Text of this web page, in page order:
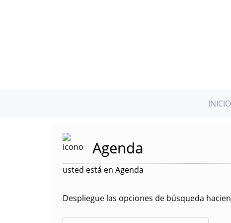
INICIO
Agenda
usted está en Agenda
Despliegue las opciones de búsqueda